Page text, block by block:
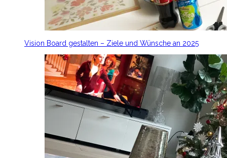
Vision Board gestalten – Ziele und Wünsche an 2025